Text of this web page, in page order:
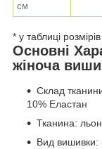
см
* у таблиці
Основні
жіноча
Склад
10% Еластан
Тканина: льон
Вид вишивки: